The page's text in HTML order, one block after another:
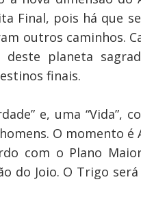
Final, pois há que
outros caminhos.
planeta
finais.
e, uma “Vida”,
O momento é
com o Plano
do Joio. O Trigo